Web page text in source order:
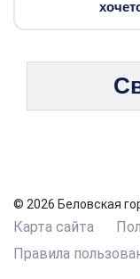
© 2026 Беловская
Карта сайта
Правила